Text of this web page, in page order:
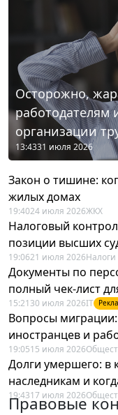
Осторожно,
работодателям
организации
13:4331 июля 2026
Закон о тишине:
жилых домах
19:4024 июля 2026ЖКХ
Налоговый
позиции высших
19:0621 июля 2026Налоги
Документы по
полный чек-лист
15:21 30 июля 2026IT
Вопросы
иностранцев и
19:0515 июля 2026
Долги умершего: в
наследникам и
19:4317 июля 2026
Правовые